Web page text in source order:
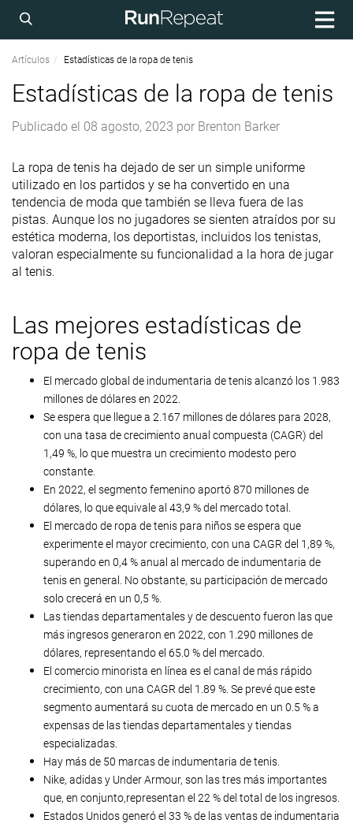
Artículos Estadísticas de la ropa de tenis
Estadísticas de la ropa de tenis
Publicado el 08 agosto, 2023 por Brenton Barker
La ropa de tenis ha dejado de ser un simple uniforme
utilizado en los partidos y se ha convertido en una
tendencia de moda que también se lleva fuera de las
pistas. Aunque los no jugadores se sienten atraídos por su
estética moderna, los deportistas, incluidos los tenistas,
valoran especialmente su funcionalidad a la hora de jugar
al tenis.
Las mejores estadísticas de
ropa de tenis
El mercado global de indumentaria de tenis alcanzó los 1.983
millones de dólares en 2022.
Se espera que llegue a 2.167 millones de dólares para 2028,
con una tasa de crecimiento anual compuesta (CAGR) del
1,49 %, lo que muestra un crecimiento modesto pero
constante.
En 2022, el segmento femenino aportó 870 millones de
dólares, lo que equivale al 43,9 % del mercado total.
El mercado de ropa de tenis para niños se espera que
experimente el mayor crecimiento, con una CAGR del 1,89 %,
superando en 0,4 % anual al mercado de indumentaria de
tenis en general. No obstante, su participación de mercado
solo crecerá en un 0,5 %.
Las tiendas departamentales y de descuento fueron las que
más ingresos generaron en 2022, con 1.290 millones de
dólares, representando el 65.0 % del mercado.
El comercio minorista en línea es el canal de más rápido
crecimiento, con una CAGR del 1.89 %. Se prevé que este
segmento aumentará su cuota de mercado en un 0.5 % a
expensas de las tiendas departamentales y tiendas
especializadas.
Hay más de 50 marcas de indumentaria de tenis.
Nike, adidas y Under Armour, son las tres más importantes
que, en conjunto,representan el 22 % del total de los ingresos.
Estados Unidos generó el 33 % de las ventas de indumentaria